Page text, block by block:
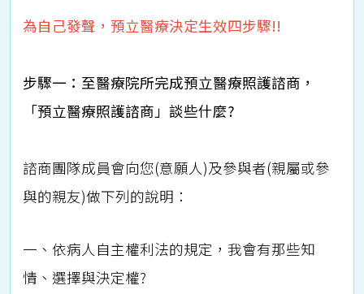
為自己發聲，預立醫療決定生效四步驟!!
步驟一：至醫療院所完成預立醫療照護諮商，
「預立醫療照護諮商」談些什麼?
諮商團隊成員會向您(意願人)及參與者(親屬或參
與的親友)做下列的說明：
一、依病人自主權利法的規定，我會有那些知
情、選擇與決定權?